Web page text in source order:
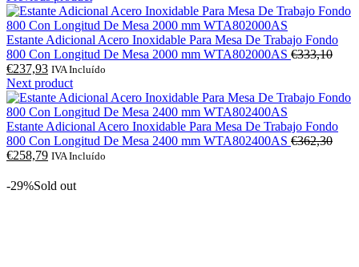
Estante Adicional Acero Inoxidable Para Mesa De Trabajo Fondo
800 Con Longitud De Mesa 2000 mm WTA802000AS €333,10O
era:
€237,93O
preço
atual
é:
€237,93.
IVA Incluído
Next product
Estante Adicional Acero Inoxidable Para Mesa De Trabajo Fondo
800 Con Longitud De Mesa 2400 mm WTA802400AS €362,30O
€258,79O
atual
IVA Incluído
-29%Sold out